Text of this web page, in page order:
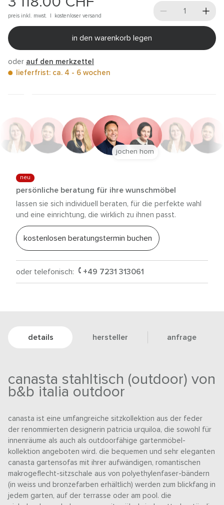
preis inkl. mwst. | kostenloser versand
in den warenkorb legen
oder auf den merkzettel
lieferfrist: ca. 4 - 6 wochen
neu
persönliche beratung für ihre wunschmöbel
lassen sie sich individuell beraten, für die perfekte wahl
und eine einrichtung, die wirklich zu ihnen passt.
kostenlosen beratungstermin buchen
oder telefonisch: +49 7231 313061
jochen horn
details hersteller anfrage
canasta stahltisch (outdoor) von
b&b italia outdoor
canasta ist eine umfangreiche sitzkollektion aus der feder
der renommierten designerin patricia urquiloa, die sowohl für
innenräume als auch als outdoorfähige gartenmöbel-
kollektion angeboten wird. die bequemen und sehr eleganten
canasta gartensofas mit ihrer aufwändigen, romantischen
makrogeflecht-sitzschale aus von polyethylenfaser-bändern
(in weiss und bronzefarben erhältlich) werden zum blickfang in
jedem garten, auf der terrasse oder am pool. die